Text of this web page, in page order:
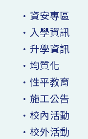
•資安專區
•入學資訊
•升學資訊
•均質化
•性平教育
•施工公告
•校內活動
•校外活動